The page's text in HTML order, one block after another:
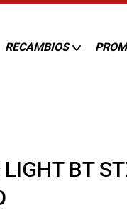
RECAMBIOS
BT